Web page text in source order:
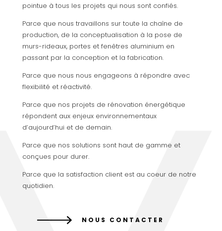
pointue à tous les projets qui nous sont confiés.
Parce que nous travaillons sur toute la chaîne de
production, de la conceptualisation à la pose de
murs-rideaux, portes et fenêtres aluminium en
passant par la conception et la fabrication.
Parce que nous nous engageons à répondre avec
flexibilité et réactivité.
Parce que nos projets de rénovation énergétique
répondent aux enjeux environnementaux
d’aujourd’hui et de demain.
Parce que nos solutions sont haut de gamme et
conçues pour durer.
Parce que la satisfaction client est au coeur de notre
quotidien.
NOUS CONTACTER